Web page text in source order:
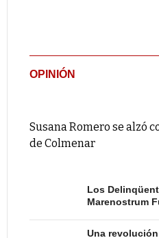
OPINIÓN
Susana Romero se alzó
de Colmenar
Los
Marenostrum
Una